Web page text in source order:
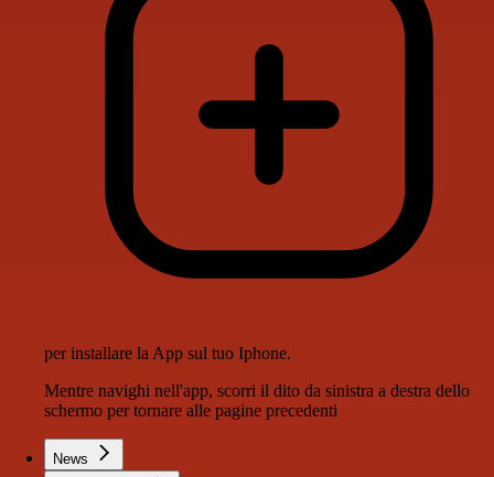
per installare la App sul tuo Iphone.
Mentre navighi nell'app, scorri il dito da sinistra a destra dello
schermo per tornare alle pagine precedenti
News